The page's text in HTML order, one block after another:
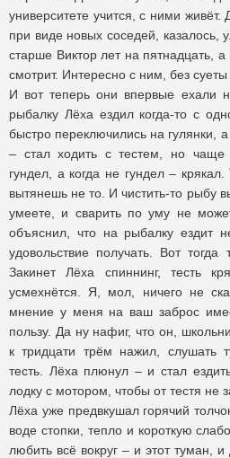
университете учится, с ними живёт.
при виде новых соседей, казалось,
старше Виктор лет на пятнадцать,
смотрит. Интересно с ним, без суеты
И вот теперь они впервые ехали
рыбалку Лёха ездил когда-то с
быстро переключились на гулянки,
– стал ходить с тестем, но чаще
гундел, а когда не гундел –
вытянешь не то. И чистить-то рыбу
умеете, и сварить по уму не
объяснил, что на рыбалку ездит
удовольствие получать. Вот тогда
Закинет Лёха спиннинг, тесть
усмехнётся. Я, мол, ничего не
мнение у меня на ваш заброс
пользу. Да ну нафиг, что он,
к тридцати трём нажил, слушать
тесть. Лёха плюнул – и стал
лодку с мотором, чтобы от тестя не
Лёха уже предвкушал горячий
воде стопки, тепло и короткую
любить всё вокруг – и этот туман,